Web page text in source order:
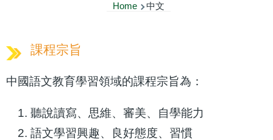
Home 中文
課程宗旨
中國語文教育學習領域的課程宗旨為：
聽說讀寫、思維、審美、自學能力
語文學習興趣、良好態度、習慣